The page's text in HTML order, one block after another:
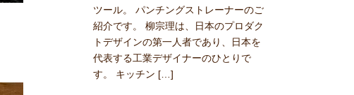
ツール。 パンチングストレーナーのご
紹介です。 柳宗理は、日本のプロダク
トデザインの第一人者であり、日本を
代表する工業デザイナーのひとりで
す。 キッチン […]